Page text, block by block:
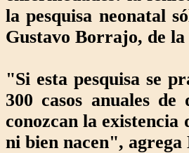
la pesquisa neonatal
Gustavo Borrajo, de
"Si esta pesquisa se
300 casos anuales
conozcan la existencia
ni bien nacen",